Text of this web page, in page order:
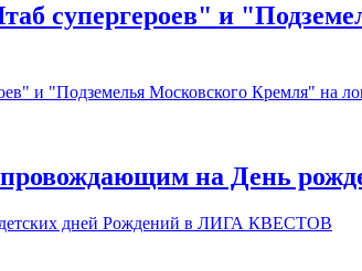
супергероев" и
и "Подземелья Московского Кремля"
на День
детских дней Рождений в ЛИГА КВЕСТОВ